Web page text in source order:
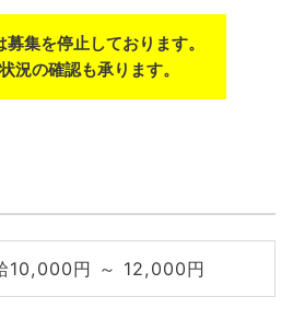
集を停止しております。
況の確認も承ります。
10,000円 ～ 12,000円